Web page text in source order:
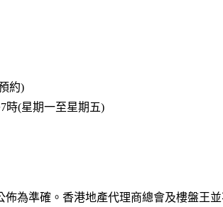
約)
時(星期一至星期五)
為準確。香港地產代理商總會及樓盤王